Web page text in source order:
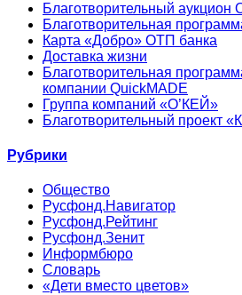
Благотворительный
Благотворительная
Карта «Добро» ОТП банка
Доставка жизни
Благотворительная
компании QuickMADE
Группа компаний «О’КЕЙ»
Благотворительный проект
Рубрики
Общество
Русфонд.Навигатор
Русфонд.Рейтинг
Русфонд.Зенит
Информбюро
Словарь
«Дети вместо цветов»